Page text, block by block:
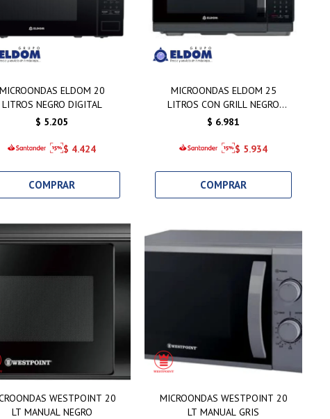
MICROONDAS ELDOM 20
LITROS NEGRO DIGITAL
$ 5.205
$ 4.424
MICROONDAS ELDOM 25
LITROS CON GRILL NEGRO
DIGITAL
$ 6.981
$ 5.934
WESTPOINT 20
LT MANUAL NEGRO
MICROONDAS WESTPOINT 20
LT MANUAL GRIS